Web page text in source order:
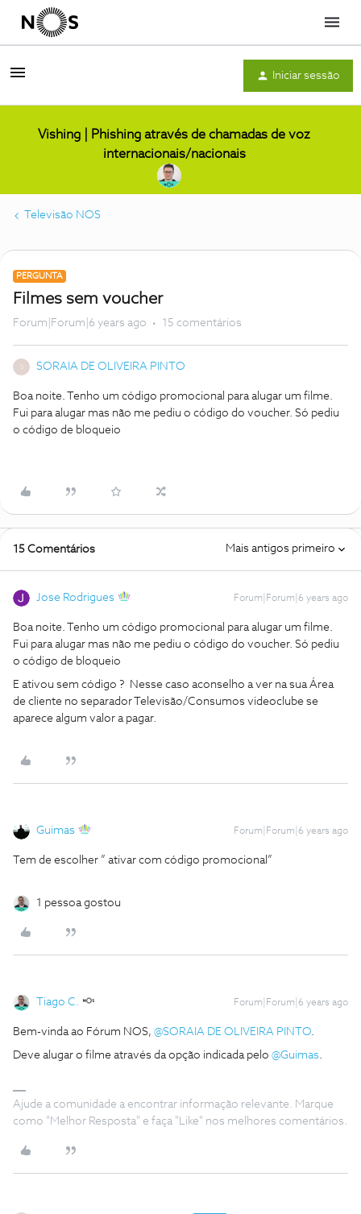
Menu
Iniciar sessão
Vishing | Phishing através de chamadas de voz
internacionais/nacionais
Televisão NOS
PERGUNTA
Filmes sem voucher
Forum|Forum|6 years ago 15 comentários
S SORAIA DE OLIVEIRA PINTO
Boa noite. Tenho um código promocional para alugar um filme.
Fui para alugar mas não me pediu o código do voucher. Só pediu
o código de bloqueio
15 Comentários Mais antigos primeiro
Jose Rodrigues Forum|Forum|6 years ago
Boa noite. Tenho um código promocional para alugar um filme.
Fui para alugar mas não me pediu o código do voucher. Só pediu
o código de bloqueio
E ativou sem código ? Nesse caso aconselho a ver na sua Área
de cliente no separador Televisão/Consumos videoclube se
aparece algum valor a pagar.
Guimas Forum|Forum|6 years ago
Tem de escolher ” ativar com código promocional”
1 pessoa gostou
Tiago C. Forum|Forum|6 years ago
Bem-vinda ao Fórum NOS, @SORAIA DE OLIVEIRA PINTO.
Deve alugar o filme através da opção indicada pelo @Guimas.
Ajude a comunidade a encontrar informação relevante. Marque
como "Melhor Resposta" e faça "Like" nos melhores comentários.